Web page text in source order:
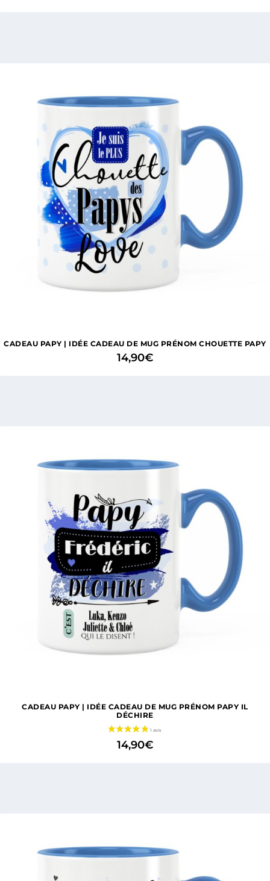
CADEAU PAPY | IDÉE CADEAU DE MUG PRÉNOM CHOUETTE PAPY
14,90€
CADEAU PAPY | IDÉE CADEAU DE MUG PRÉNOM PAPY IL
DÉCHIRE
14,90€